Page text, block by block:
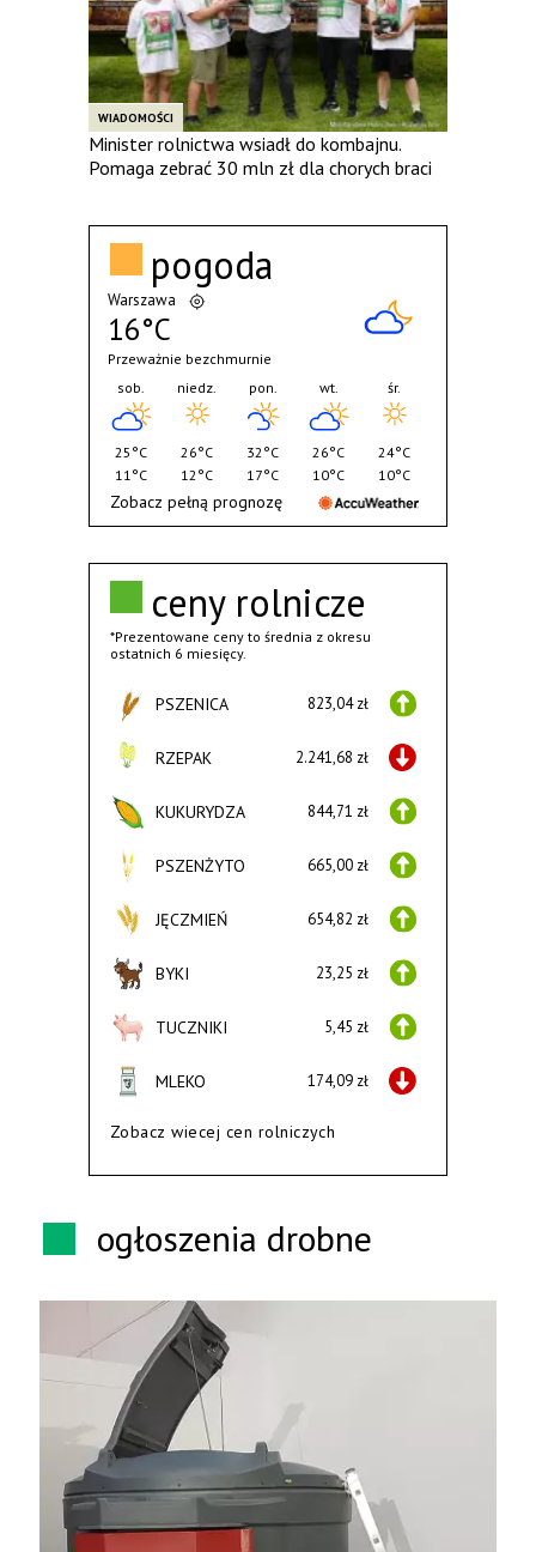
WIADOMOŚCI
Minister rolnictwa wsiadł do kombajnu.
Pomaga zebrać 30 mln zł dla chorych braci
ceny rolnicze
*Prezentowane ceny to średnia z okresu
ostatnich 6 miesięcy.
PSZENICA 823,04 zł
RZEPAK 2.241,68 zł
KUKURYDZA 844,71 zł
PSZENŻYTO 665,00 zł
JĘCZMIEŃ 654,82 zł
BYKI 23,25 zł
TUCZNIKI 5,45 zł
MLEKO 174,09 zł
Zobacz wiecej cen rolniczych
pogoda
Warszawa
16°C
Przeważnie bezchmurnie
sob.
25°C
11°C
niedz.
26°C
12°C
pon.
32°C
17°C
wt.
26°C
10°C
śr.
24°C
10°C
Zobacz pełną prognozę
ogłoszenia drobne